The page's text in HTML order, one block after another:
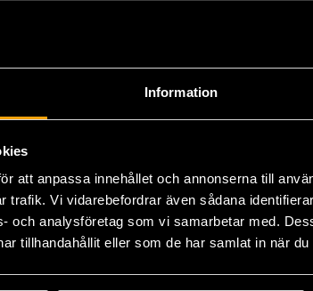
Information
att anpassa innehållet och annonserna till
trafik. Vi vidarebefordrar även sådana
och analysföretag som vi samarbetar med.
tillhandahållit eller som de har samlat in när